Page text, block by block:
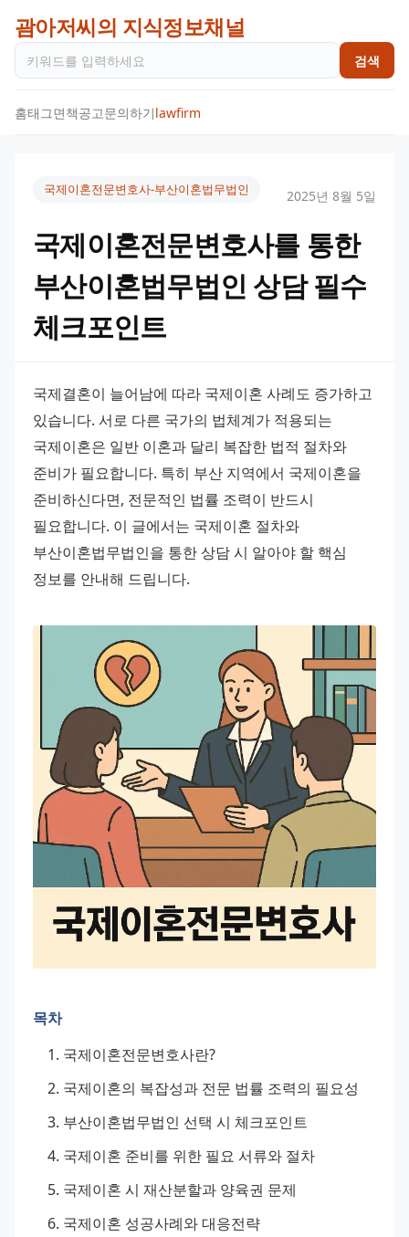
괌아저씨의 지식정보채널
검색
홈태그면책공고문의하기lawfirm
국제이혼전문변호사-부산이혼법무법인 2025년 8월 5일
국제이혼전문변호사를 통한
부산이혼법무법인 상담 필수
체크포인트
국제결혼이 늘어남에 따라 국제이혼 사례도 증가하고
있습니다. 서로 다른 국가의 법체계가 적용되는
국제이혼은 일반 이혼과 달리 복잡한 법적 절차와
준비가 필요합니다. 특히 부산 지역에서 국제이혼을
준비하신다면, 전문적인 법률 조력이 반드시
필요합니다. 이 글에서는 국제이혼 절차와
부산이혼법무법인을 통한 상담 시 알아야 할 핵심
정보를 안내해 드립니다.
목차
국제이혼전문변호사란?
국제이혼의 복잡성과 전문 법률 조력의 필요성
부산이혼법무법인 선택 시 체크포인트
국제이혼 준비를 위한 필요 서류와 절차
국제이혼 시 재산분할과 양육권 문제
국제이혼 성공사례와 대응전략